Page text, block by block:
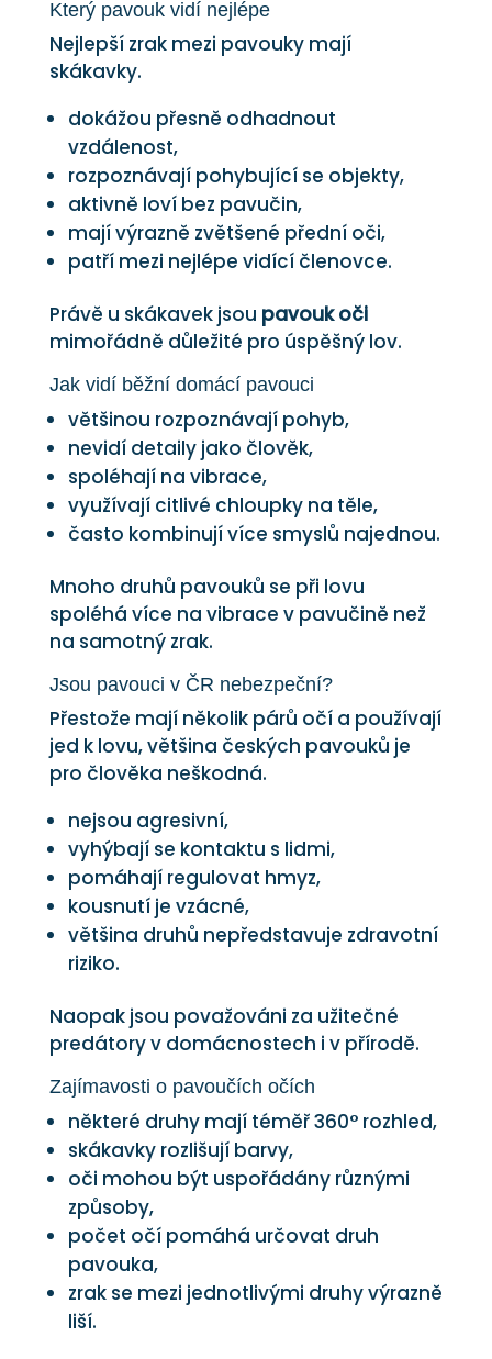
Který pavouk vidí nejlépe
Nejlepší zrak mezi pavouky mají
skákavky.
dokážou přesně odhadnout
vzdálenost,
rozpoznávají pohybující se objekty,
aktivně loví bez pavučin,
mají výrazně zvětšené přední oči,
patří mezi nejlépe vidící členovce.
Právě u skákavek jsou pavouk oči
mimořádně důležité pro úspěšný lov.
Jak vidí běžní domácí pavouci
většinou rozpoznávají pohyb,
nevidí detaily jako člověk,
spoléhají na vibrace,
využívají citlivé chloupky na těle,
často kombinují více smyslů najednou.
Mnoho druhů pavouků se při lovu
spoléhá více na vibrace v pavučině než
na samotný zrak.
Jsou pavouci v ČR nebezpeční?
Přestože mají několik párů očí a používají
jed k lovu, většina českých pavouků je
pro člověka neškodná.
nejsou agresivní,
vyhýbají se kontaktu s lidmi,
pomáhají regulovat hmyz,
kousnutí je vzácné,
většina druhů nepředstavuje zdravotní
riziko.
Naopak jsou považováni za užitečné
predátory v domácnostech i v přírodě.
Zajímavosti o pavoučích očích
některé druhy mají téměř 360° rozhled,
skákavky rozlišují barvy,
oči mohou být uspořádány různými
způsoby,
počet očí pomáhá určovat druh
pavouka,
zrak se mezi jednotlivými druhy výrazně
liší.